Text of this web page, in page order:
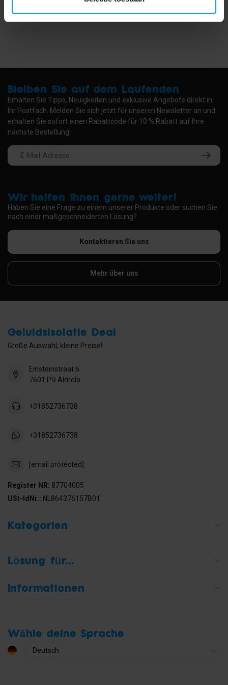
Wir helfen Ihnen gerne weiter!
Haben Sie eine Frage zu einem unserer Produkte oder suchen Sie
nach einer maßgeschneiderten Lösung?
Kontaktieren Sie uns
Mehr über uns
Bleiben Sie auf dem Laufenden
Erhalten Sie Tipps, Neuigkeiten und exklusive Angebote direkt in
Ihr Postfach. Melden Sie sich jetzt für unseren Newsletter an und
erhalten Sie sofort einen Rabattcode für 10 % Rabatt auf Ihre
nächste Bestellung!
Geluidsisolatie Deal
Große Auswahl, kleine Preise!
Einsteinstraat 6
7601 PR Almelo
+31852736738
+31852736738
[email protected]
Register NR: 87704005
USt-IdNr.: NL864376157B01
Kategorien
Lösung für...
Informationen
Wähle deine Sprache